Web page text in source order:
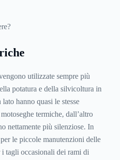
acquistare una motosega
numero di alberi o con un
utilizzate sempre più
potatura e della silvicoltura in
hanno quasi le stesse
termiche, dall’altro
nettamente più silenziose. In
le piccole manutenzioni delle
tagli occasionali dei rami di